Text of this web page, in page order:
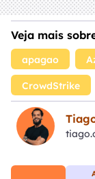
Veja mais
apagao
CrowdStrike